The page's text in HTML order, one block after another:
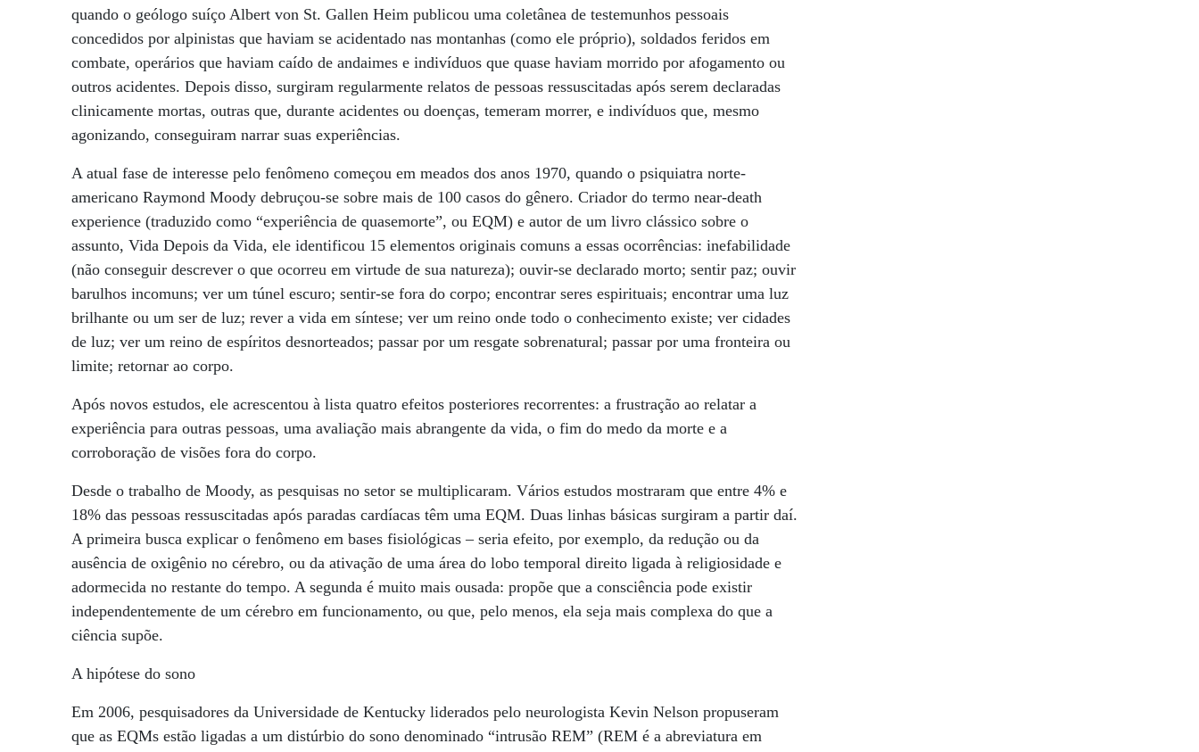
quando o geólogo suíço Albert von St. Gallen Heim publicou uma coletânea de testemunhos pessoais
concedidos por alpinistas que haviam se acidentado nas montanhas (como ele próprio), soldados feridos em
combate, operários que haviam caído de andaimes e indivíduos que quase haviam morrido por afogamento ou
outros acidentes. Depois disso, surgiram regularmente relatos de pessoas ressuscitadas após serem declaradas
clinicamente mortas, outras que, durante acidentes ou doenças, temeram morrer, e indivíduos que, mesmo
agonizando, conseguiram narrar suas experiências.
A atual fase de interesse pelo fenômeno começou em meados dos anos 1970, quando o psiquiatra norte-
americano Raymond Moody debruçou-se sobre mais de 100 casos do gênero. Criador do termo near-death
experience (traduzido como “experiência de quasemorte”, ou EQM) e autor de um livro clássico sobre o
assunto, Vida Depois da Vida, ele identificou 15 elementos originais comuns a essas ocorrências: inefabilidade
(não conseguir descrever o que ocorreu em virtude de sua natureza); ouvir-se declarado morto; sentir paz; ouvir
barulhos incomuns; ver um túnel escuro; sentir-se fora do corpo; encontrar seres espirituais; encontrar uma luz
brilhante ou um ser de luz; rever a vida em síntese; ver um reino onde todo o conhecimento existe; ver cidades
de luz; ver um reino de espíritos desnorteados; passar por um resgate sobrenatural; passar por uma fronteira ou
limite; retornar ao corpo.
Após novos estudos, ele acrescentou à lista quatro efeitos posteriores recorrentes: a frustração ao relatar a
experiência para outras pessoas, uma avaliação mais abrangente da vida, o fim do medo da morte e a
corroboração de visões fora do corpo.
Desde o trabalho de Moody, as pesquisas no setor se multiplicaram. Vários estudos mostraram que entre 4% e
18% das pessoas ressuscitadas após paradas cardíacas têm uma EQM. Duas linhas básicas surgiram a partir daí.
A primeira busca explicar o fenômeno em bases fisiológicas – seria efeito, por exemplo, da redução ou da
ausência de oxigênio no cérebro, ou da ativação de uma área do lobo temporal direito ligada à religiosidade e
adormecida no restante do tempo. A segunda é muito mais ousada: propõe que a consciência pode existir
independentemente de um cérebro em funcionamento, ou que, pelo menos, ela seja mais complexa do que a
ciência supõe.
A hipótese do sono
Em 2006, pesquisadores da Universidade de Kentucky liderados pelo neurologista Kevin Nelson propuseram
que as EQMs estão ligadas a um distúrbio do sono denominado “intrusão REM” (REM é a abreviatura em